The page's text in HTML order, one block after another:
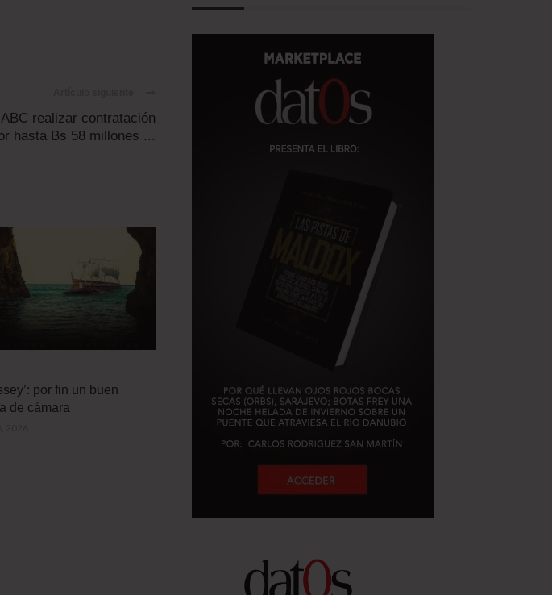
realizar contratación
hasta Bs 58 millones ...
por fin un buen
de cámara